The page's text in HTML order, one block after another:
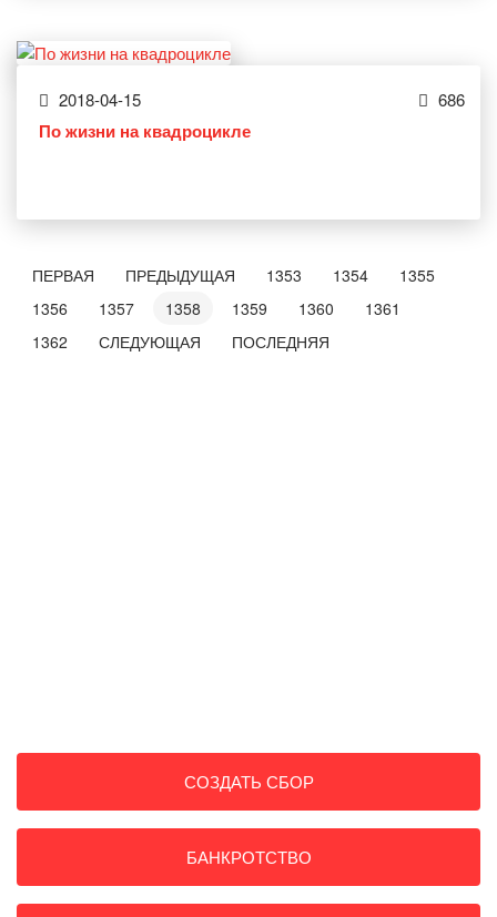
2018-04-15 686
По жизни на квадроцикле
ПЕРВАЯ ПРЕДЫДУЩАЯ 1353 1354
1355
1356
1357 1358 1359 1360
1361
1362
СЛЕДУЮЩАЯ ПОСЛЕДНЯЯ
СОЗДАТЬ СБОР
БАНКРОТСТВО